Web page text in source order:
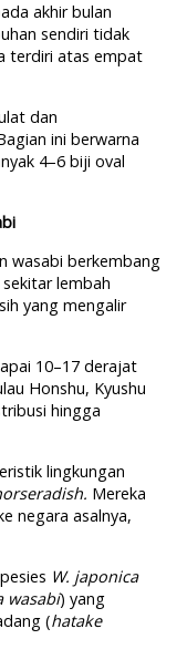
akhir bulan
sendiri tidak
terdiri atas empat
dan
ini berwarna
4–6 biji oval
wasabi berkembang
lembah
yang mengalir
10–17 derajat
Honshu, Kyushu
hingga
lingkungan
Mereka
negara asalnya,
W. japonica
wasabi) yang
(hatake